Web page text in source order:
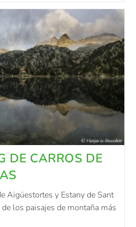
DE CARROS DE
Aigüestortes y Estany de Sant
los paisajes de montaña más